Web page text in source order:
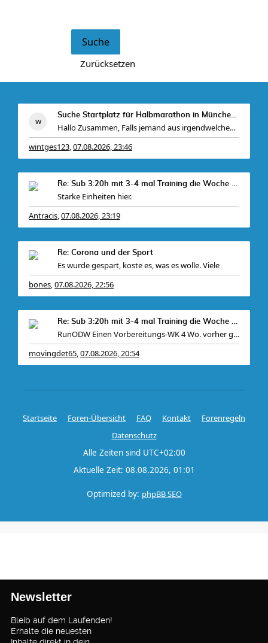
Suche Startplatz für Halbmarathon in München am 11
Hallo Zusammen, Falls jemand aus irgendwelchen Gr
wintges123,07.08.2026, 23:46
Re: Sub 3:20h mit 3-4 mal Training die Woche machb
Starke Einheiten hier.
Bei mir gabs ein
Antracis,07.08.2026, 23:19
Re: Corona und der Sport
Es wurde gespart, koste es, was es wolle. Viele
bones,07.08.2026, 22:56
Re: Sub 3:20h mit 3-4 mal Training die Woche machb
RunODW Einen Vorbereitungs-WK 4 Wo. vorher gibt es
movingdet65,07.08.2026, 20:54
Startseite Foren-Übersicht FAQ Kontakt
Forenregeln
Datenschutz
Alle Zeiten sind UTC+02:00
Aktuelle Zeit: 08.08.2026, 01:01
Optimized by: phpBB SEO
Newsletter
Bleib auf dem Laufenden!
Erhalte die neuesten